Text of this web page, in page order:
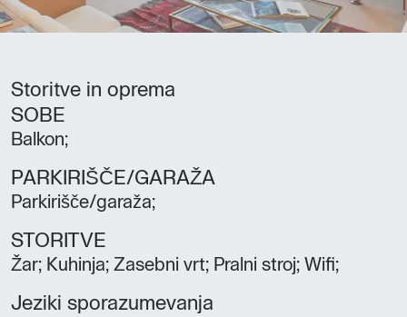
Storitve in oprema
SOBE
Balkon;
PARKIRIŠČE/GARAŽA
Parkirišče/garaža;
STORITVE
Žar; Kuhinja; Zasebni vrt; Pralni stroj; Wifi;
Jeziki sporazumevanja